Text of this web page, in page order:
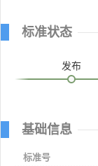
标准状态
发布
基础信息
标准号